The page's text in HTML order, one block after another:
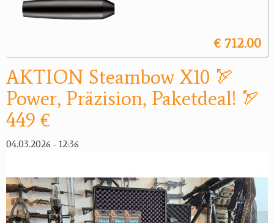
Antikes
Geschenke
€ 712.00
AKTION Steambow X10 🏹
Power, Präzision, Paketdeal! 🏹
449 €
04.03.2026 - 12:36